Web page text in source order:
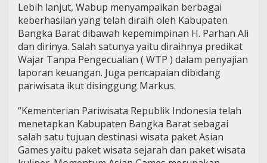
Lebih lanjut, Wabup menyampaikan berbagai
keberhasilan yang telah diraih oleh Kabupaten
Bangka Barat dibawah kepemimpinan H. Parhan Ali
dan dirinya. Salah satunya yaitu diraihnya predikat
Wajar Tanpa Pengecualian ( WTP ) dalam penyajian
laporan keuangan. Juga pencapaian dibidang
pariwisata ikut disinggung Markus.
“Kementerian Pariwisata Republik Indonesia telah
menetapkan Kabupaten Bangka Barat sebagai
salah satu tujuan destinasi wisata paket Asian
Games yaitu paket wisata sejarah dan paket wisata